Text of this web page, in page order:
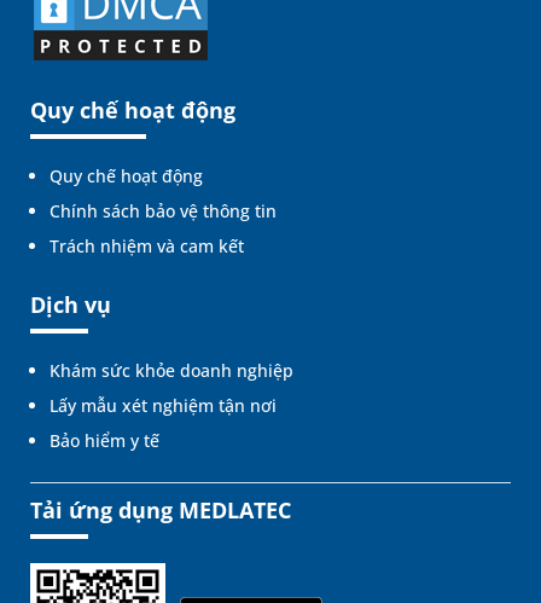
Quy chế hoạt động
Quy chế hoạt động
Chính sách bảo vệ thông tin
Trách nhiệm và cam kết
Dịch vụ
Khám sức khỏe doanh nghiệp
Lấy mẫu xét nghiệm tận nơi
Bảo hiểm y tế
Tải ứng dụng MEDLATEC